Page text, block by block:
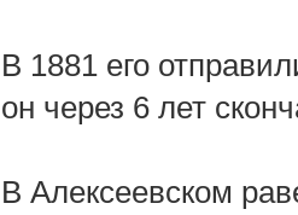
В 1881 его
он через 6 лет
В Алексеевском